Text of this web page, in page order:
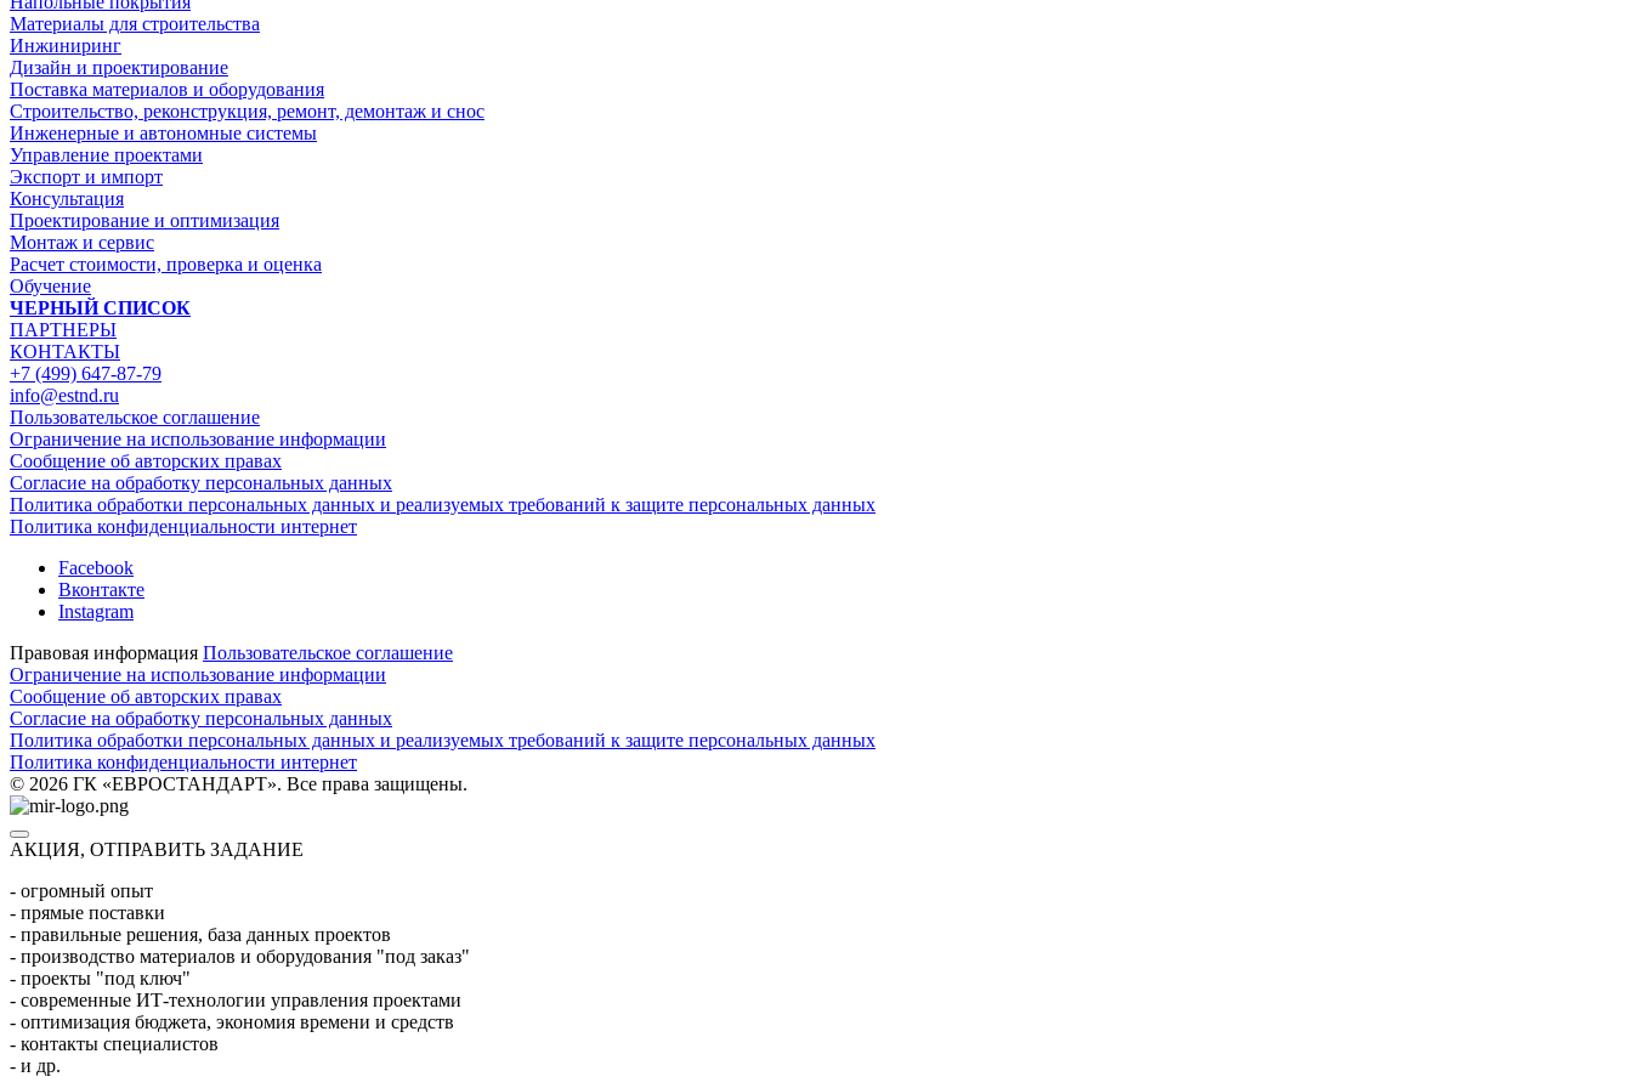
Материалы для строительства
Инжиниринг
Дизайн и проектирование
Поставка материалов и оборудования
Строительство, реконструкция, ремонт, демонтаж и снос
Инженерные и автономные системы
Управление проектами
Экспорт и импорт
Консультация
Проектирование и оптимизация
Монтаж и сервис
Расчет стоимости, проверка и оценка
Обучение
ЧЕРНЫЙ СПИСОК
ПАРТНЕРЫ
КОНТАКТЫ
+7 (499) 647-87-79
info@estnd.ru
Пользовательское соглашение
Ограничение на использование информации
Сообщение об авторских правах
Согласие на обработку персональных данных
Политика обработки персональных данных и реализуемых требований к защите персональных данных
Политика конфиденциальности интернет
Facebook
Вконтакте
Instagram
Правовая информация Пользовательское соглашение
Ограничение на использование информации
Сообщение об авторских правах
Согласие на обработку персональных данных
Политика обработки персональных данных и реализуемых требований к защите персональных данных
Политика конфиденциальности интернет
© 2026 ГК «ЕВРОСТАНДАРТ». Все права защищены.
АКЦИЯ, ОТПРАВИТЬ ЗАДАНИЕ
- огромный опыт
- прямые поставки
- правильные решения, база данных проектов
- производство материалов и оборудования "под заказ"
- проекты "под ключ"
- современные ИТ-технологии управления проектами
- оптимизация бюджета, экономия времени и средств
- контакты специалистов
- и др.